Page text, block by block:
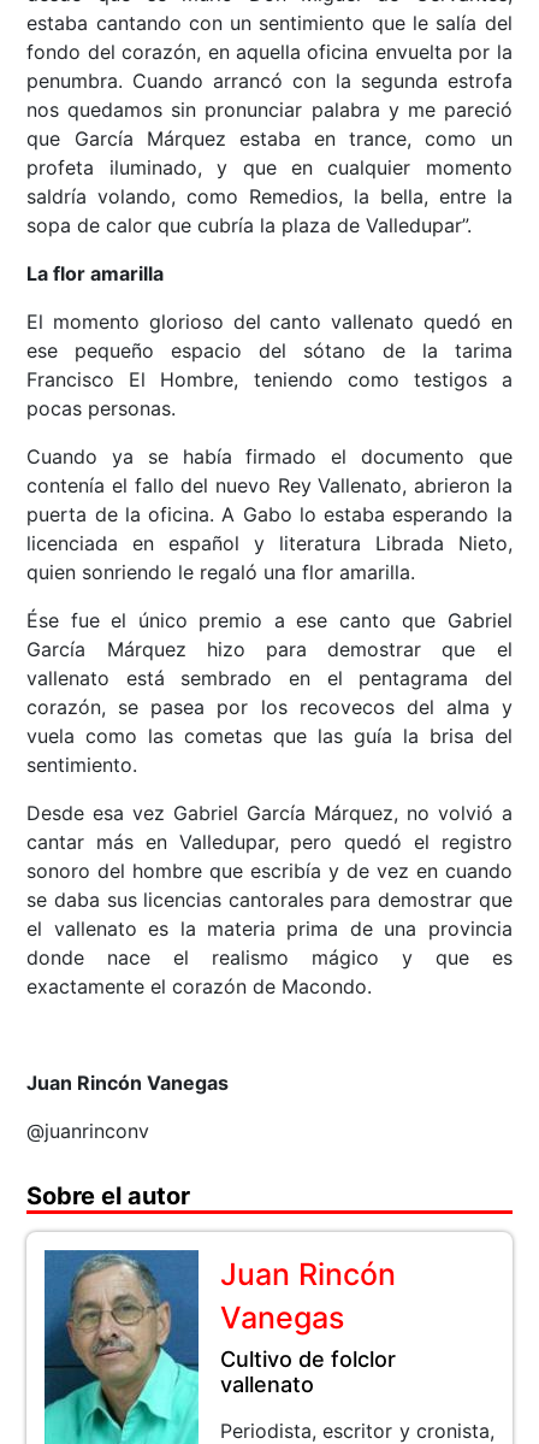
estaba cantando con un sentimiento que le salía del
fondo del corazón, en aquella oficina envuelta por la
penumbra. Cuando arrancó con la segunda estrofa
nos quedamos sin pronunciar palabra y me pareció
que García Márquez estaba en trance, como un
profeta iluminado, y que en cualquier momento
saldría volando, como Remedios, la bella, entre la
sopa de calor que cubría la plaza de Valledupar”.
La flor amarilla
El momento glorioso del canto vallenato quedó en
ese pequeño espacio del sótano de la tarima
Francisco El Hombre, teniendo como testigos a
pocas personas.
Cuando ya se había firmado el documento que
contenía el fallo del nuevo Rey Vallenato, abrieron la
puerta de la oficina. A Gabo lo estaba esperando la
licenciada en español y literatura Librada Nieto,
quien sonriendo le regaló una flor amarilla.
Ése fue el único premio a ese canto que Gabriel
García Márquez hizo para demostrar que el
vallenato está sembrado en el pentagrama del
corazón, se pasea por los recovecos del alma y
vuela como las cometas que las guía la brisa del
sentimiento.
Desde esa vez Gabriel García Márquez, no volvió a
cantar más en Valledupar, pero quedó el registro
sonoro del hombre que escribía y de vez en cuando
se daba sus licencias cantorales para demostrar que
el vallenato es la materia prima de una provincia
donde nace el realismo mágico y que es
exactamente el corazón de Macondo.
Juan Rincón Vanegas
@juanrinconv
Sobre el autor
Juan Rincón
Vanegas
Cultivo de folclor
vallenato
Periodista, escritor y cronista,